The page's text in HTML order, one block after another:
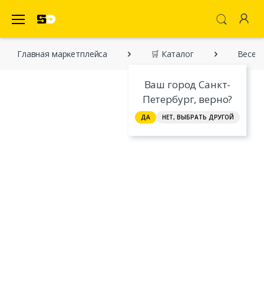
Ваш город Санкт-
Петербург, верно?
ДА НЕТ, ВЫБРАТЬ ДРУГОЙ
Главная марĸетплейса 🛒 Каталог